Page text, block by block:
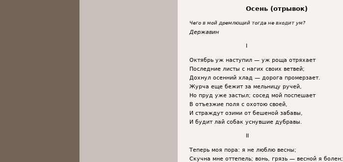
Осень (отрывок)
Чего в мой дремлющий тогда не входит ум?
Державин
Октябрь уж наступил — уж роща отряхает
Последние листы с нагих своих ветвей;
Дохнул осенний хлад — дорога промерзает.
Журча еще бежит за мельницу ручей,
Но пруд уже застыл; сосед мой поспешает
В отъезжие поля с охотою своей,
И страждут озими от бешеной забавы,
И будит лай собак уснувшие дубравы.
Теперь моя пора: я не люблю весны;
Скучна мне оттепель; вонь, грязь — весной я болен;